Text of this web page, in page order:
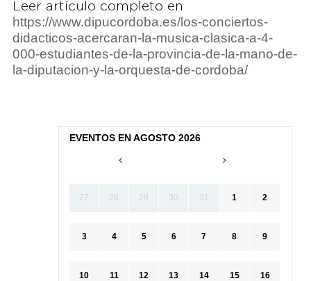
Leer artículo completo en
https://www.dipucordoba.es/los-conciertos-
didacticos-acercaran-la-musica-clasica-a-4-
000-estudiantes-de-la-provincia-de-la-mano-de-
la-diputacion-y-la-orquesta-de-cordoba/
EVENTOS EN AGOSTO 2026
27 28 29 30 31 1 2
3 4 5 6 7 8 9
10 11 12 13 14 15 16